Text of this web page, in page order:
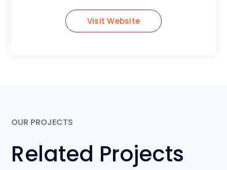
Visit Website
OUR PROJECTS
Related Projects